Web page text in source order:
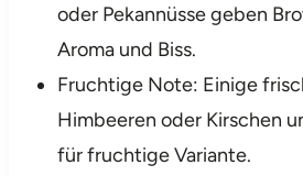
oder Pekannüsse geben
Aroma und Biss.
Fruchtige Note: Einige
Himbeeren oder Kirschen
für fruchtige Variante.